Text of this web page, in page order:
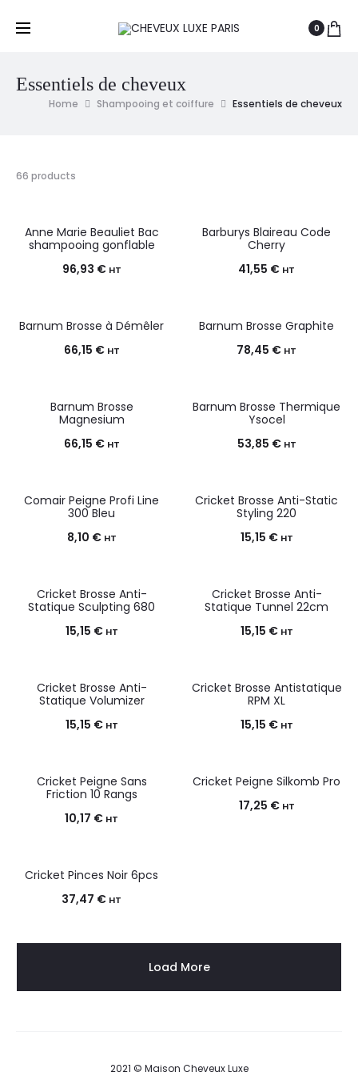
0
Essentiels de cheveux
Home Shampooing et coiffure Essentiels de cheveux
66 products
Anne Marie Beauliet Bac
shampooing gonflable
96,93 € HT
Barburys Blaireau Code
Cherry
41,55 € HT
Barnum Brosse à Démêler
66,15 € HT
Barnum Brosse Graphite
78,45 € HT
Barnum Brosse
Magnesium
66,15 € HT
Barnum Brosse Thermique
Ysocel
53,85 € HT
Comair Peigne Profi Line
300 Bleu
8,10 € HT
Cricket Brosse Anti-Static
Styling 220
15,15 € HT
Cricket Brosse Anti-
Statique Sculpting 680
15,15 € HT
Cricket Brosse Anti-
Statique Tunnel 22cm
15,15 € HT
Cricket Brosse Anti-
Statique Volumizer
15,15 € HT
Cricket Brosse Antistatique
RPM XL
15,15 € HT
Cricket Peigne Sans
Friction 10 Rangs
10,17 € HT
Cricket Peigne Silkomb Pro
17,25 € HT
Cricket Pinces Noir 6pcs
37,47 € HT
Load More
2021 © Maison Cheveux Luxe